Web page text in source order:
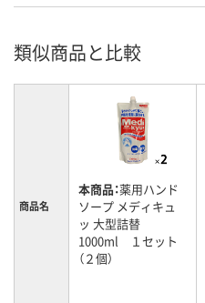
類似商品と比較
商品名
本商品：薬用ハンド
ソープ メディキュ
ッ 大型詰替
1000ml １セット
（２個）